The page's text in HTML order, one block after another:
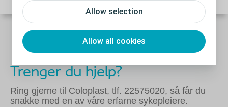
Allow selection
Allow all cookies
Trenger du hjelp?
Ring gjerne til Coloplast, tlf. 22575020, så får du
snakke med en av våre erfarne sykepleiere.